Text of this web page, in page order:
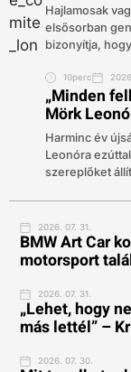
Hajlamosak
elsősorban
bizonyítja,
10perc
„Minden
Mörk
Harminc év
Leonóra
szereplőket
2026. 07. 31.
BMW Art Car
motorsport
2026. 07. 31.
„Lehet, hogy
más lettél” –
2026. 07. 30.